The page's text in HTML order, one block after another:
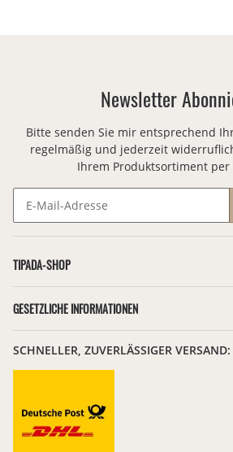
Newsletter
Bitte senden Sie mir entsprechend
regelmäßig und jederzeit
Ihrem Produktsortiment per
TIPADA-SHOP
GESETZLICHE INFORMATIONEN
SCHNELLER, ZUVERLÄSSIGER VERSAND: